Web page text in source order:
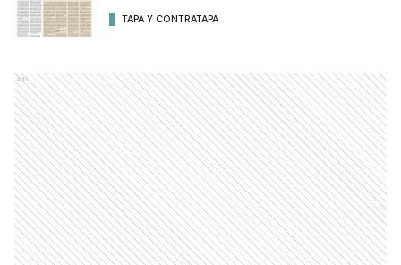
TAPA Y CONTRATAPA
Ads